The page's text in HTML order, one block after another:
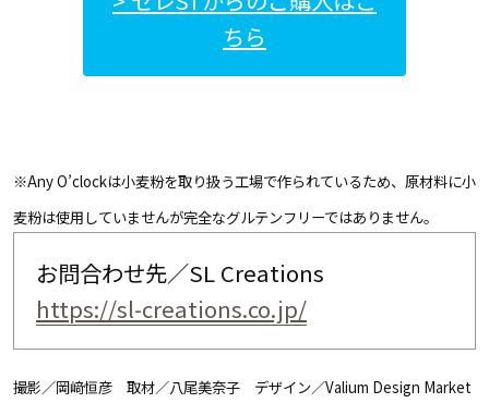
ちら
※Any O’clockは小麦粉を取り扱う工場で作られているため、原材料に小
麦粉は使用していませんが完全なグルテンフリーではありません。
お問合わせ先／SL Creations
https://sl-creations.co.jp/
撮影／岡﨑恒彦 取材／八尾美奈子 デザイン／Valium Design Market